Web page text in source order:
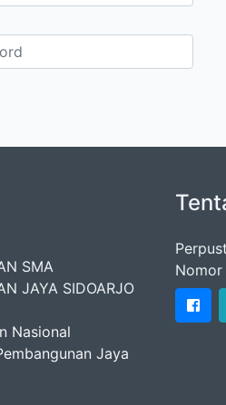
SMA
JAYA SIDOARJO
Nasional
Jaya
Nomor